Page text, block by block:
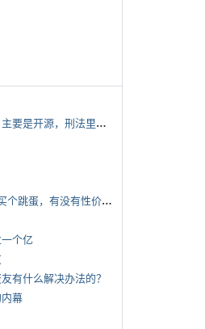
*
有啥搞钱的路子吗，开源节流都行，主要是开源，刑法里的咱不做
*
想请教有经验的蛋友，想给媳妇7夕买个跳蛋，有没有性价比高的推荐
个亿
有什么解决办法的？
幕